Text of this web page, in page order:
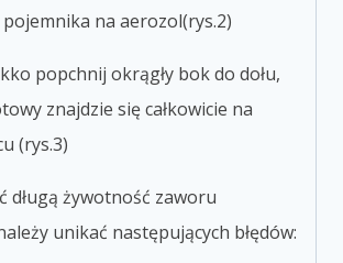
na aerozol(rys.2)
popchnij okrągły bok do dołu,
znajdzie się całkowicie na
(rys.3)
długą żywotność zaworu
unikać następujących błędów: